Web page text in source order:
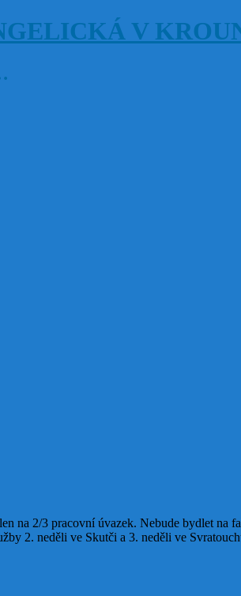
V
na 2/3 pracovní úvazek. Nebude bydlet na
2. neděli ve Skutči a 3. neděli ve